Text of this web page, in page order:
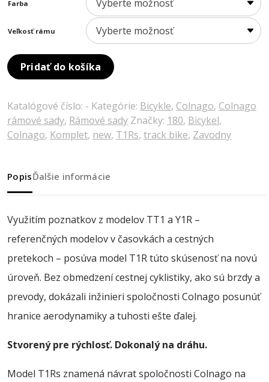
Farba
Veľkosť rámu
Pridať do košíka
Katalógové číslo: - Kategórie: Bicykle, Colnago, Colnago
rámové sady, Rámové sady Značky: 180, Bicykel,
Colnago, Komplet, new, T1Rs, track bike, Zavodny
PopisĎalšie informácie
Využitím poznatkov z modelov TT1 a Y1R –
referenčných modelov v časovkách a cestných
pretekoch – posúva model T1R túto skúsenosť na novú
úroveň. Bez obmedzení cestnej cyklistiky, ako sú brzdy a
prevody, dokázali inžinieri spoločnosti Colnago posunúť
hranice aerodynamiky a tuhosti ešte ďalej.
Stvorený pre rýchlosť. Dokonalý na dráhu.
Model T1Rs znamená návrat spoločnosti Colnago na